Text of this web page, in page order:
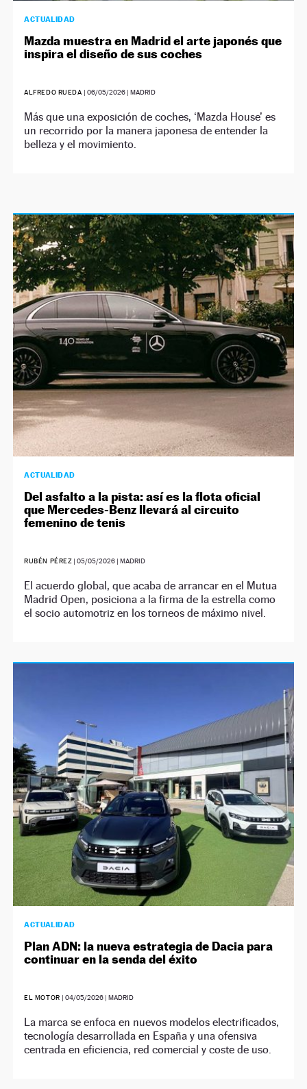
ACTUALIDAD
Mazda muestra en Madrid el arte japonés que
inspira el diseño de sus coches
ALFREDO RUEDA | 06/05/2026| MADRID
Más que una exposición de coches, ‘Mazda House’ es
un recorrido por la manera japonesa de entender la
belleza y el movimiento.
ACTUALIDAD
Del asfalto a la pista: así es la flota oficial
que Mercedes-Benz llevará al circuito
femenino de tenis
RUBÉN PÉREZ |05/05/2026 | MADRID
El acuerdo global, que acaba de arrancar en el Mutua
Madrid Open, posiciona a la firma de la estrella como
el socio automotriz en los torneos de máximo nivel.
ACTUALIDAD
Plan ADN: la nueva estrategia de Dacia para
continuar en la senda del éxito
EL MOTOR | 04/05/2026| MADRID
La marca se enfoca en nuevos modelos electrificados,
tecnología desarrollada en España y una ofensiva
centrada en eficiencia, red comercial y coste de uso.